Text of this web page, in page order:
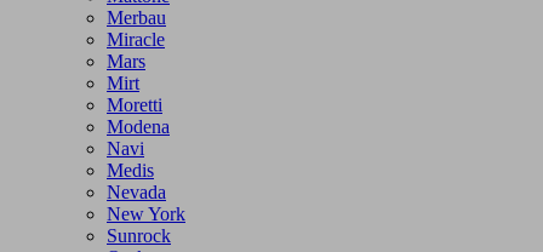
Merbau
Miracle
Mars
Mirt
Moretti
Modena
Navi
Medis
Nevada
New York
Sunrock